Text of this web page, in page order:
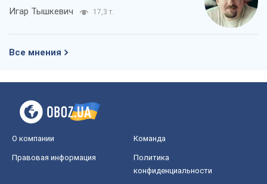
Игар Тышкевич 17,3 т.
Все мнения
О компании Команда
Правовая информация
Политика
конфиденциальности